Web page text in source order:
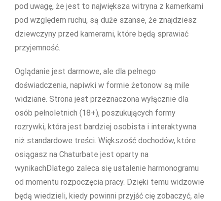
pod uwagę, że jest to największa witryna z kamerkami
pod względem ruchu, są duże szanse, że znajdziesz
dziewczyny przed kamerami, które będą sprawiać
przyjemność.
Oglądanie jest darmowe, ale dla pełnego
doświadczenia, napiwki w formie żetonow są mile
widziane. Strona jest przeznaczona wyłącznie dla
osób pełnoletnich (18+), poszukujących formy
rozrywki, która jest bardziej osobista i interaktywna
niż standardowe treści. Większość dochodów, które
osiągasz na Chaturbate jest oparty na
wynikachDlatego zaleca się ustalenie harmonogramu
od momentu rozpoczęcia pracy. Dzięki temu widzowie
będą wiedzieli, kiedy powinni przyjść cię zobaczyć, ale